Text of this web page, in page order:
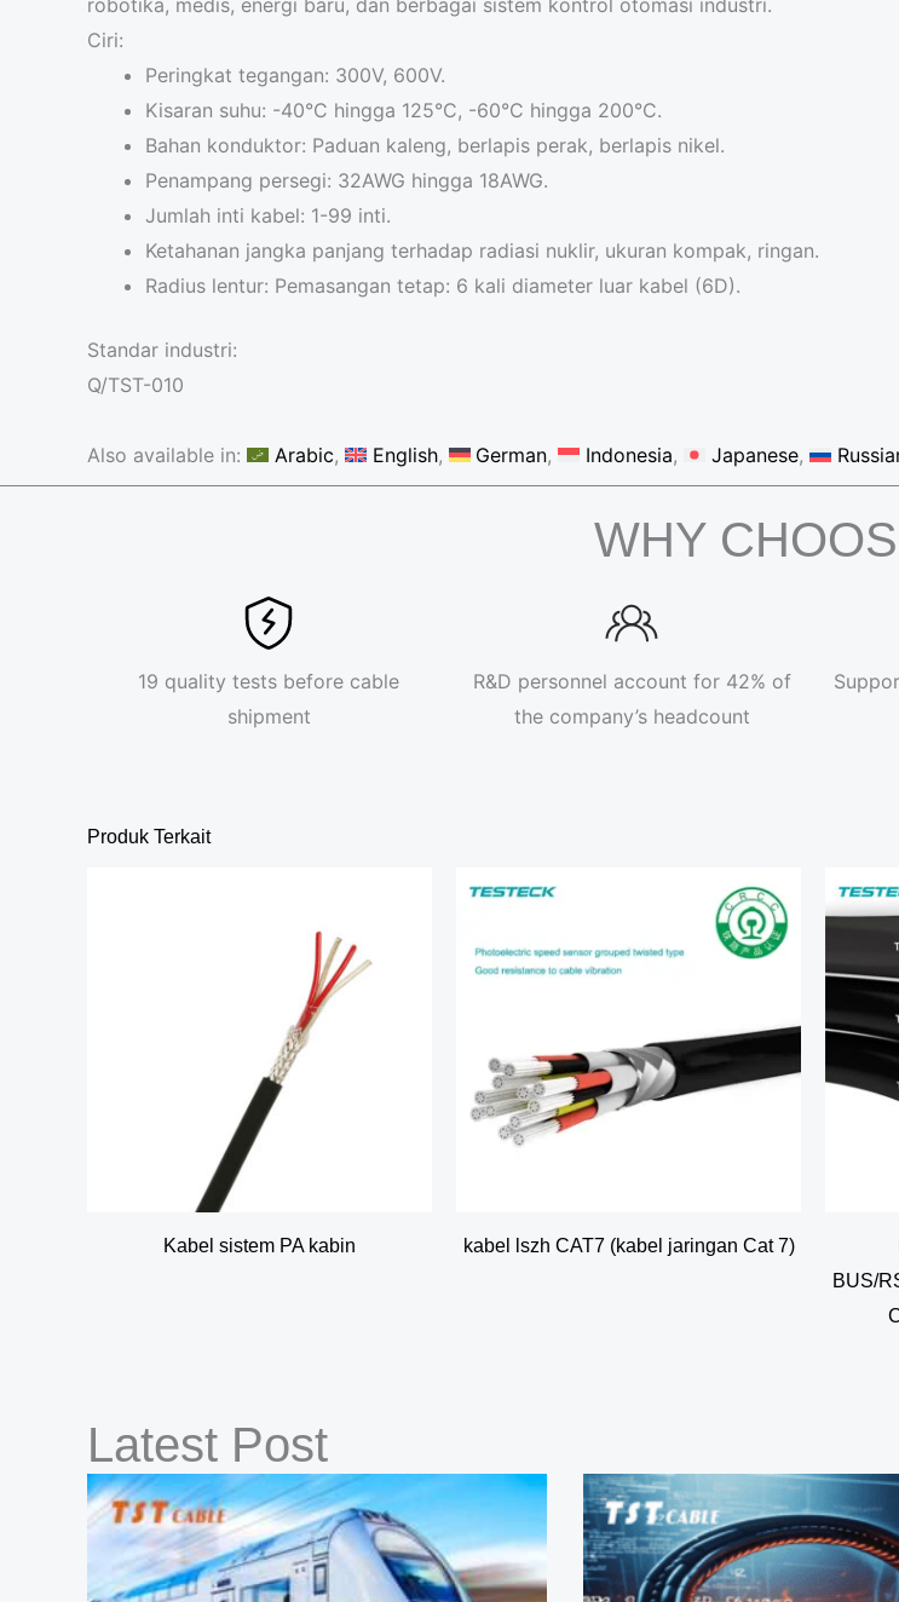
Ciri:
Peringkat tegangan: 300V, 600V.
Kisaran suhu: -40°C hingga 125°C, -60°C hingga 200°C.
Bahan konduktor: Paduan kaleng, berlapis perak, berlapis nikel.
Penampang persegi: 32AWG hingga 18AWG.
Jumlah inti kabel: 1-99 inti.
Ketahanan jangka panjang terhadap radiasi nuklir, ukuran kompak, ringan.
Radius lentur: Pemasangan tetap: 6 kali diameter luar kabel (6D).
Standar industri:
Q/TST-010
Also available in: Arabic English German Indonesia Japanese
WHY
19 quality tests before cable
shipment
R&D personnel account for 42% of
the company’s headcount
Produk Terkait
Kabel sistem PA kabin kabel lszh CAT7 (kabel jaringan Cat 7)
BUS/
Latest Post